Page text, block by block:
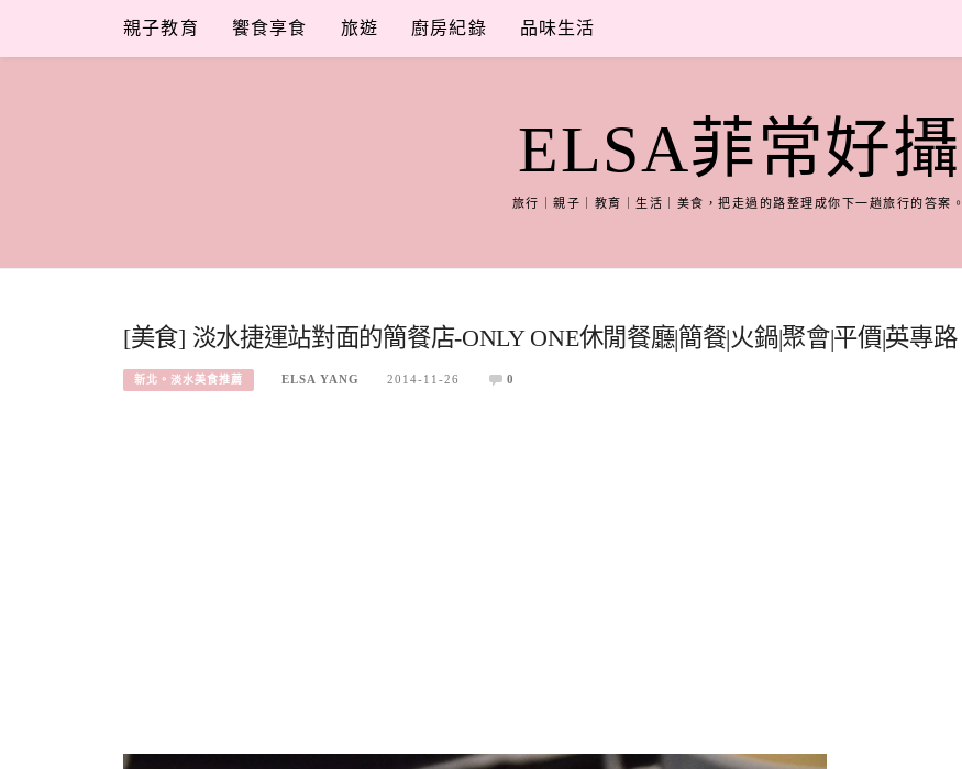
content
親子教育 饗食享食 旅遊 廚房紀錄 品味生活
ELSA菲常好攝
旅行｜親子｜教育｜生活｜美食，把走過的路整理成你下一趟旅行的答案。
[美食] 淡水捷運站對面的簡餐店-ONLY ONE休閒餐廳|簡餐|火鍋|聚會|平價|英專路
新北。淡水美食推薦 ELSA YANG 2014-11-26 0